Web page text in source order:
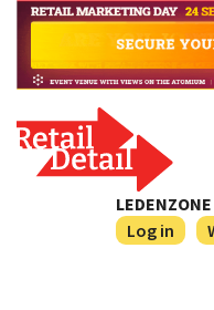
LEDENZONE
Log in